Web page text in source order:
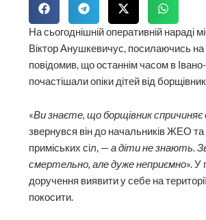
На сьогоднішній оперативній нараді
Віктор Анушкевичус, посилаючись
повідомив, що останнім часом в
почастішали опіки дітей від
«Ви знаєте, що борщівник спричиняє
звернувся він до начальників ЖЕО та
приміських сіл, —а діти не знають.
смертельно, але дуже неприємно». У
доручення виявити у себе на
покосити.